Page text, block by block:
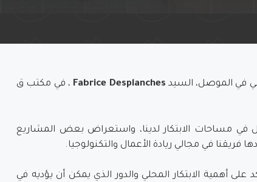
في الموصل، السيد Fabrice Desplanches ، في مكتب ق
في مساحات الابتكار لدينا، واستعراض بعض المشاريع
فريقنا في مجالي ريادة الأعمال والتكنولوجيا.
على أهمية الابتكار المحلي والدور الذي يمكن أن يؤديه في